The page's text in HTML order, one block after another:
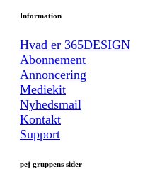
Information
Hvad er 365DESIGN
Abonnement
Annoncering
Mediekit
Nyhedsmail
Kontakt
Support
pej gruppens sider